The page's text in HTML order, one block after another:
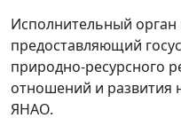
Исполнительный орган
предоставляющий
природно-ресурсного
отношений и развития
ЯНАО.